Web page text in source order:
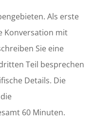
Als erste
Konversation mit
Sie eine
Teil besprechen
Details. Die
60 Minuten.